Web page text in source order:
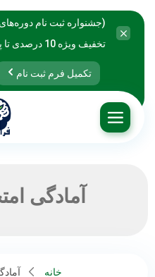
(جشنواره ثبت نام
تخفیف ویژه 10 درصدی تا پایان مرداد ماه
تکمیل فرم ثبت نام
آمادگی
خانه